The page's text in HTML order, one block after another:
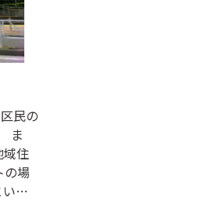
民の
ま
域住
の場